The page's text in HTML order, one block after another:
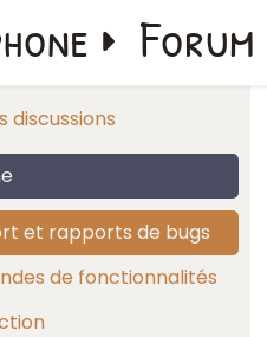
Forum
discussions
et rapports de bugs
de fonctionnalités